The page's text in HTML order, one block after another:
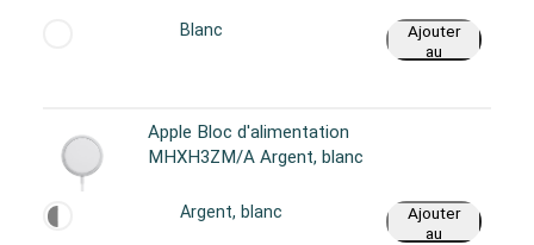
Blanc
Ajouter
au
Apple Bloc d'alimentation
MHXH3ZM/A Argent, blanc
Argent, blanc
Ajouter
au